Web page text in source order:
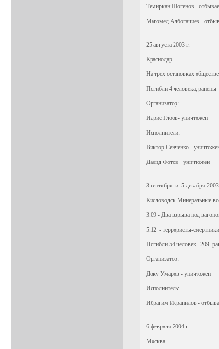
Темиркан Шогенов -
Магомед Албогачиев -
25 августа 2003 г.
Краснодар.
На трех остановках
Погибли 4 человека,
Организатор:
Идрис Глоов- уничтожен
Исполнители:
Виктор Сенченко -
Давид Фотов - уничтожен
3 сентября и 5 декабря 2003
Кисловодск-Минеральные
3.09 - Два взрыва под
5.12 - террористы-
Погибли 54 человек, 209
Организатор:
Доку Умаров - уничтожен
Исполнитель:
Ибрагим Исрапилов -
6 февраля 2004 г.
Москва.